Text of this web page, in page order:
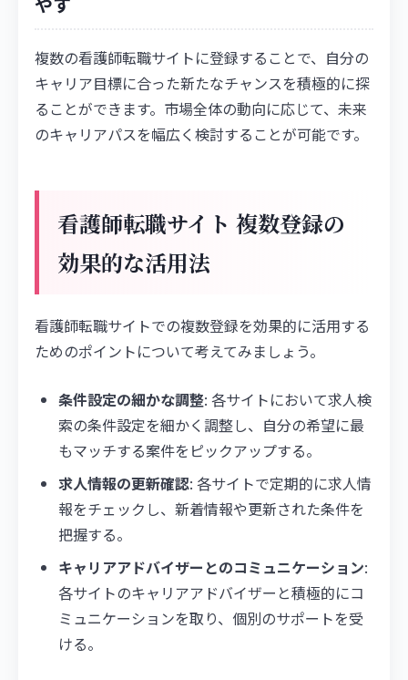
複数の看護師転職サイトに登録することで、自分の
キャリア目標に合った新たなチャンスを積極的に探
ることができます。市場全体の動向に応じて、未来
のキャリアパスを幅広く検討することが可能です。
看護師転職サイト 複数登録の
効果的な活用法
看護師転職サイトでの複数登録を効果的に活用する
ためのポイントについて考えてみましょう。
条件設定の細かな調整: 各サイトにおいて求人検
索の条件設定を細かく調整し、自分の希望に最
もマッチする案件をピックアップする。
求人情報の更新確認: 各サイトで定期的に求人情
報をチェックし、新着情報や更新された条件を
把握する。
キャリアアドバイザーとのコミュニケーション:
各サイトのキャリアアドバイザーと積極的にコ
ミュニケーションを取り、個別のサポートを受
ける。